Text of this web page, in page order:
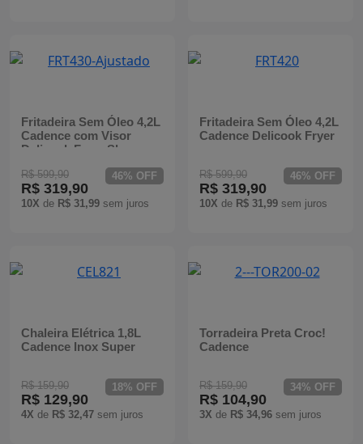
Fritadeira Sem Óleo 4,2L
Cadence com Visor
Delicook Fryer Show
R$ 599,90
R$ 319,90
10X de R$ 31,99 sem juros
46% OFF
Fritadeira Sem Óleo 4,2L
Cadence Delicook Fryer
R$ 599,90
R$ 319,90
10X de R$ 31,99 sem juros
46% OFF
Chaleira Elétrica 1,8L
Cadence Inox Super
R$ 159,90
R$ 129,90
4X de R$ 32,47 sem juros
18% OFF
Torradeira Preta Croc!
Cadence
R$ 159,90
R$ 104,90
3X de R$ 34,96 sem juros
34% OFF